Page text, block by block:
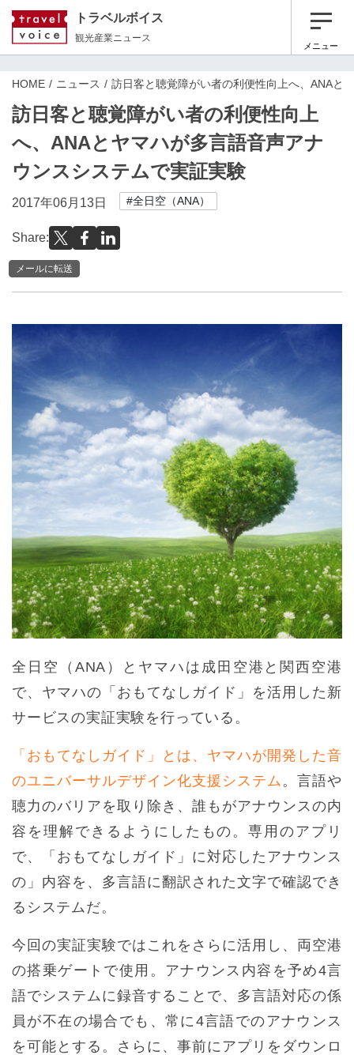
トラベルボイス
観光産業ニュース
メニュー
HOME ニュース 訪日客と聴覚障がい者の利便性向上へ、ANAと
訪日客と聴覚障がい者の利便性向上
へ、ANAとヤマハが多言語音声アナ
ウンスシステムで実証実験
2017年06月13日 #全日空（ANA）
Share:
メールに転送
全日空（ANA）とヤマハは成田空港と関西空港
で、ヤマハの「おもてなしガイド」を活用した新
サービスの実証実験を行っている。
「おもてなしガイド」とは、ヤマハが開発した音
のユニバーサルデザイン化支援システム 。言語や
聴力のバリアを取り除き、誰もがアナウンスの内
容を理解できるようにしたもの。専用のアプリ
で、「おもてなしガイド」に対応したアナウンス
の」内容を、多言語に翻訳された文字で確認でき
るシステムだ。
今回の実証実験ではこれをさらに活用し、両空港
の搭乗ゲートで使用。アナウンス内容を予め4言
語でシステムに録音することで、多言語対応の係
員が不在の場合でも、常に4言語でのアナウンス
を可能とする。さらに、事前にアプリをダウンロ